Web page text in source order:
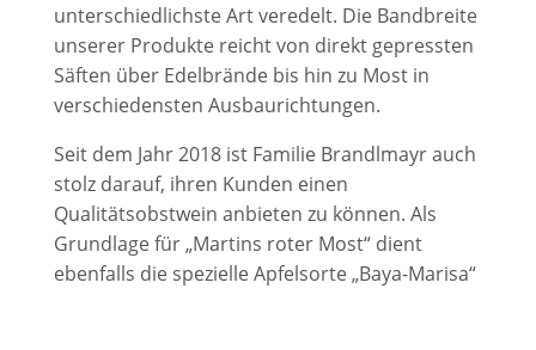
unterschiedlichste Art veredelt. Die Bandbreite
unserer Produkte reicht von direkt gepressten
Säften über Edelbrände bis hin zu Most in
verschiedensten Ausbaurichtungen.
Seit dem Jahr 2018 ist Familie Brandlmayr auch
stolz darauf, ihren Kunden einen
Qualitätsobstwein anbieten zu können. Als
Grundlage für „Martins roter Most“ dient
ebenfalls die spezielle Apfelsorte „Baya-Marisa“